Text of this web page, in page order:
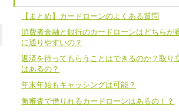
【まとめ】カードローンのよくある質問
消費者金融と銀行のカードローンはどちらが
に通りやすいの？
返済を待ってもらうことはできるのか？取り
はあるの？
年末年始もキャッシングは可能？
無審査で借りれるカードローンはあるの！？